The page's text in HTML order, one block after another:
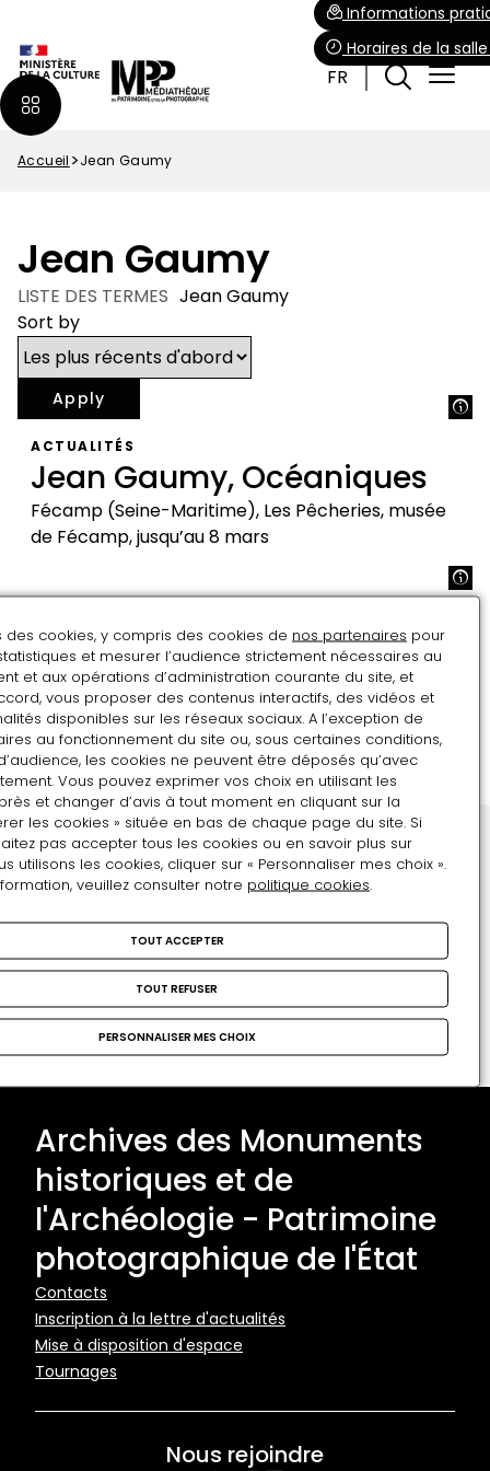
au
contenu
principal
FR
Informations
Horaires de la
Accueil Jean Gaumy
Jean Gaumy
LISTE DES TERMES Jean Gaumy
Sort by
Jean Gaumy, Océaniques
Fécamp (Seine-Maritime), Les Pêcheries, musée
de Fécamp, jusqu’au 8 mars
ACTUALITÉS
Gaumy,
Océaniques
Jean Gaumy et la mer
Au musée national de la Marine à Paris jusqu'au 17
août 2025
Jean
Gaumy
et
la
mer
Restons en contact
Adresse e-mail
Format attendu : nom@domaine.fr
Archives des Monuments
historiques et de
l'Archéologie - Patrimoine
photographique de l'État
Pied
de
page
Contacts
Inscription à la lettre d'actualités
Mise à disposition d'espace
Tournages
Nous rejoindre
des cookies, y compris des cookies de nos partenaires pour
et mesurer l’audience strictement nécessaires au
et aux opérations d’administration courante du site, et
vous proposer des contenus interactifs, des vidéos et
disponibles sur les réseaux sociaux. A l’exception de
au fonctionnement du site ou, sous certaines conditions,
les cookies ne peuvent être déposés qu’avec
Vous pouvez exprimer vos choix en utilisant les
et changer d’avis à tout moment en cliquant sur la
les cookies » située en bas de chaque page du site. Si
pas accepter tous les cookies ou en savoir plus sur
utilisons les cookies, cliquer sur « Personnaliser mes choix ».
veuillez consulter notre politique cookies.
TOUT ACCEPTER
TOUT REFUSER
PERSONNALISER MES CHOIX